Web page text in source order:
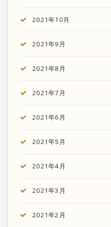
2021年10月
2021年9月
2021年8月
2021年7月
2021年6月
2021年5月
2021年4月
2021年3月
2021年2月